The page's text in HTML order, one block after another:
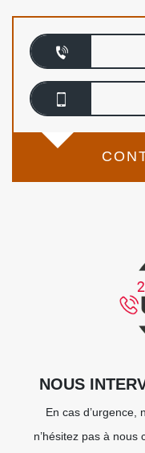
NOUS
En cas d’urgence,
n’hésitez pas à